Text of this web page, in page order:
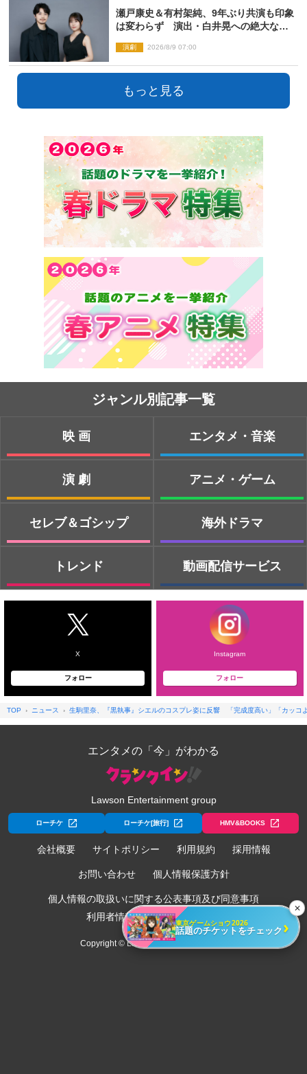
瀬戸康史＆有村架純、9年ぶり共演も印象
は変わらず 演出・白井晃への絶大なる
演劇 2026/8/9 07:00
もっと見る
ジャンル別記事一覧
映画
演劇
セレブ＆ゴシップ
トレンド
エンタメ・音楽
アニメ・ゲーム
海外ドラマ
動画配信サービス
X
フォロー
Instagram
フォロー
TOP ニュース 生駒里奈、『黒執事』シエルのコスプレ姿に反響 「完成度高い」「カッコ
エンタメの「今」がわかる
Lawson Entertainment group
ローチケ ローチケ[旅行] HMV&BOOKS
会社概要 サイトポリシー 利用規約 採用情報
お問い合わせ 個人情報保護方針
個人情報の取扱いに関する公表事項及び同意事項
利用者情報の外部送信について
Copyright © Lawson Entertainment, Inc.
✕
東京ゲームショウ2026
話題のチケットをチェック ›